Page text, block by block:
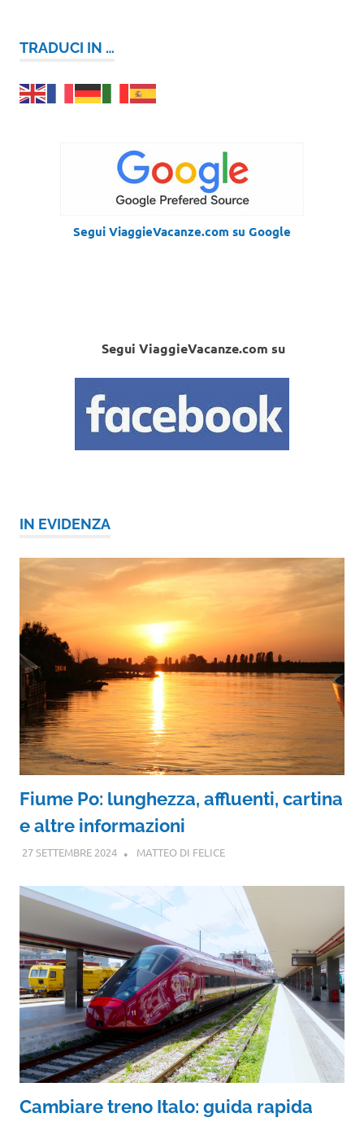
TRADUCI IN …
Segui ViaggieVacanze.com su Google
Segui ViaggieVacanze.com su
IN EVIDENZA
Fiume Po: lunghezza, affluenti, cartina
e altre informazioni
27 SETTEMBRE 2024 MATTEO DI FELICE
Cambiare treno Italo: guida rapida